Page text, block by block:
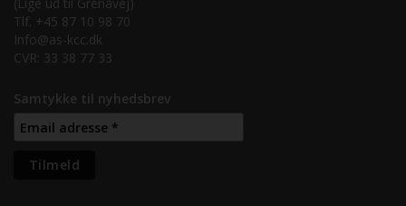
(Lige ud til Grenåvej)
Tlf. +45 87 10 98 70
Info@as-kcc.dk
CVR: 33 38 77 33
Samtykke til nyhedsbrev